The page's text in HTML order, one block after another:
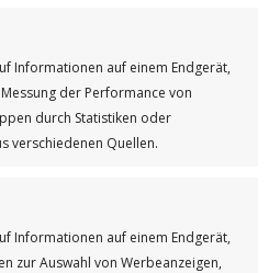
Informationen auf einem Endgerät,
der Performance von
durch Statistiken oder
verschiedenen Quellen.
Informationen auf einem Endgerät,
zur Auswahl von Werbeanzeigen,
/ VONGÜNTER